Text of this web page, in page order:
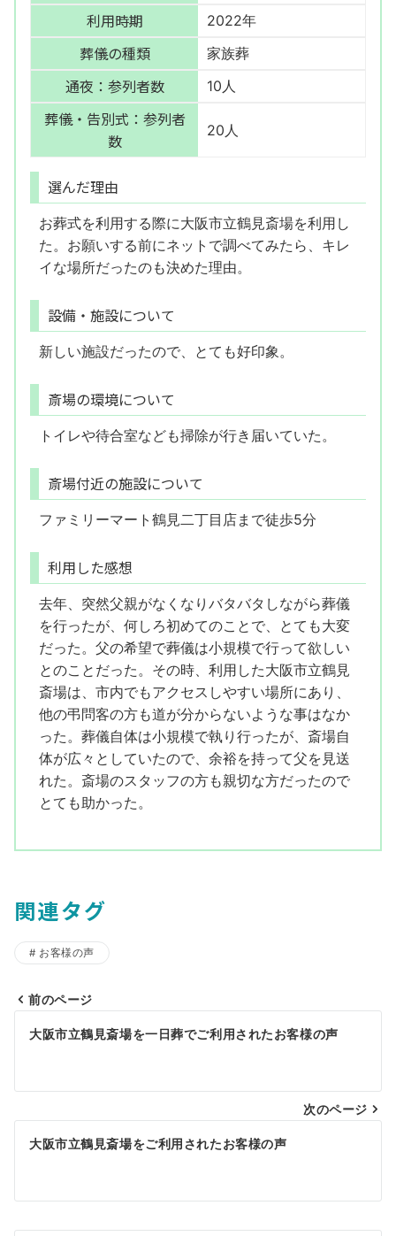
利用時期 2022年
葬儀の種類 家族葬
通夜：参列者数 10人
葬儀・告別式：参列者
数
20人
選んだ理由
お葬式を利用する際に大阪市立鶴見斎場を利用し
た。お願いする前にネットで調べてみたら、キレ
イな場所だったのも決めた理由。
設備・施設について
新しい施設だったので、とても好印象。
斎場の環境について
トイレや待合室なども掃除が行き届いていた。
斎場付近の施設について
ファミリーマート鶴見二丁目店まで徒歩5分
利用した感想
去年、突然父親がなくなりバタバタしながら葬儀
を行ったが、何しろ初めてのことで、とても大変
だった。父の希望で葬儀は小規模で行って欲しい
とのことだった。その時、利用した大阪市立鶴見
斎場は、市内でもアクセスしやすい場所にあり、
他の弔問客の方も道が分からないような事はなか
った。葬儀自体は小規模で執り行ったが、斎場自
体が広々としていたので、余裕を持って父を見送
れた。斎場のスタッフの方も親切な方だったので
とても助かった。
関連タグ
お客様の声
投
ナ
ビ
ゲ
シ
前のページ
大阪市立鶴見斎場を一日葬でご利用されたお客様の声
次のページ
大阪市立鶴見斎場をご利用されたお客様の声